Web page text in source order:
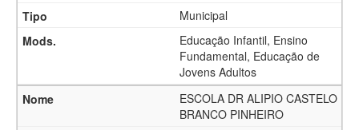
Municipal
Educação Infantil, Ensino
Fundamental, Educação de
Jovens Adultos
ESCOLA DR ALIPIO CASTELO
BRANCO PINHEIRO